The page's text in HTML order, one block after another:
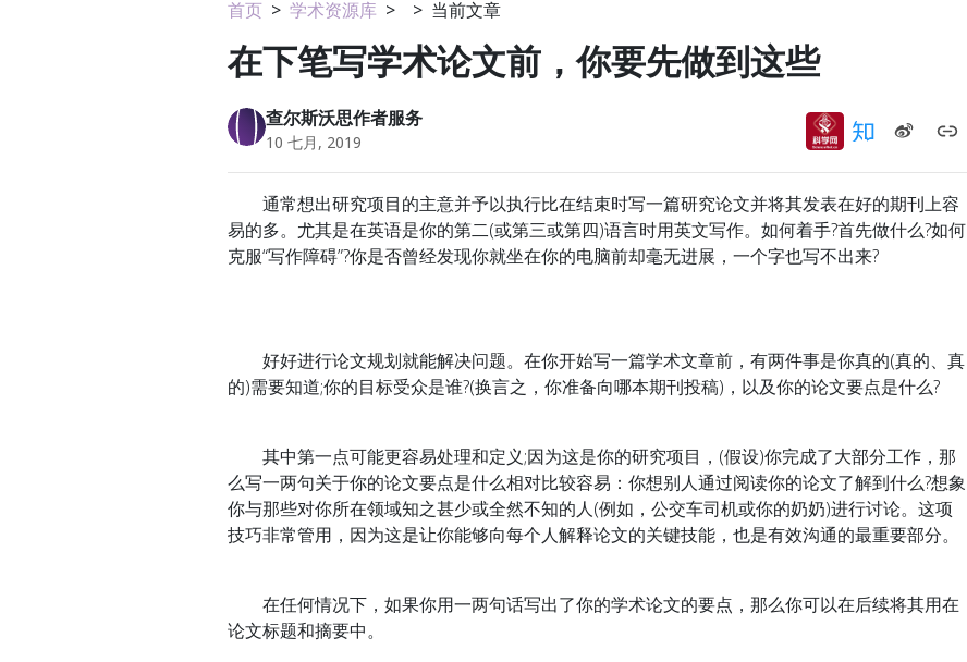
首页 > 学术资源库 > > 当前文章
在下笔写学术论文前，你要先做到这些
查尔斯沃思作者服务
10 七月, 2019
通常想出研究项目的主意并予以执行比在结束时写一篇研究论文并将其发表在好的期刊上容
易的多。尤其是在英语是你的第二(或第三或第四)语言时用英文写作。如何着手?首先做什么?如何
克服“写作障碍”?你是否曾经发现你就坐在你的电脑前却毫无进展，一个字也写不出来?
好好进行论文规划就能解决问题。在你开始写一篇学术文章前，有两件事是你真的(真的、真
的)需要知道;你的目标受众是谁?(换言之，你准备向哪本期刊投稿)，以及你的论文要点是什么?
其中第一点可能更容易处理和定义;因为这是你的研究项目，(假设)你完成了大部分工作，那
么写一两句关于你的论文要点是什么相对比较容易：你想别人通过阅读你的论文了解到什么?想象
你与那些对你所在领域知之甚少或全然不知的人(例如，公交车司机或你的奶奶)进行讨论。这项
技巧非常管用，因为这是让你能够向每个人解释论文的关键技能，也是有效沟通的最重要部分。
在任何情况下，如果你用一两句话写出了你的学术论文的要点，那么你可以在后续将其用在
论文标题和摘要中。